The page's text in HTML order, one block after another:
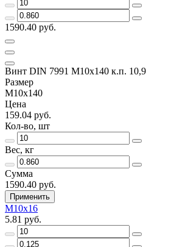
1590.40 руб.
Винт DIN 7991 M10x140 к.п. 10,9
Размер
M10x140
Цена
159.04 руб.
Кол-во, шт
Вес, кг
Сумма
1590.40 руб.
Применить
M10x16
5.81 руб.